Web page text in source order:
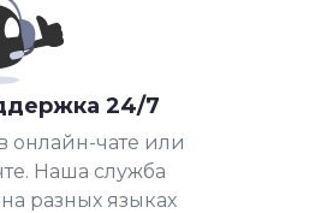
24/7
онлайн-чате или
Наша служба
разных языках